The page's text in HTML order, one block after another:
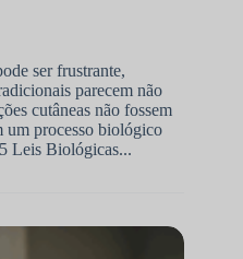
ser frustrante,
parecem não
cutâneas não fossem
um processo biológico
Leis Biológicas...